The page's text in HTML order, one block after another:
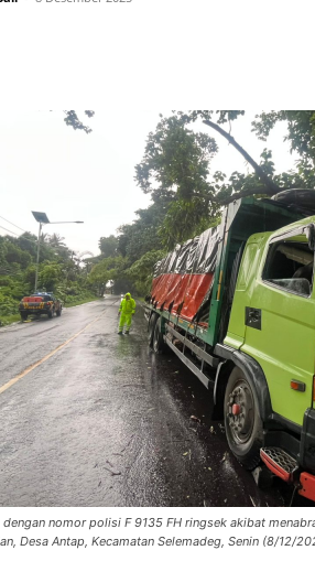
nomor polisi F 9135 FH ringsek akibat
Desa Antap, Kecamatan Selemadeg, Senin (8/12/